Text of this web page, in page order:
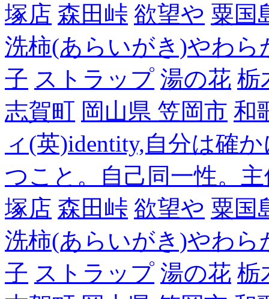
塚店 森田峠 欲望や 粟国
洗柿(あらいがき)やわ
子 ストラップ 湯の花 栃
志賀町 岡山県 笠岡市 和
ィ(英)identity,自分は確
つこと。自己同一性。
塚店 森田峠 欲望や 粟国
洗柿(あらいがき)やわ
子 ストラップ 湯の花 栃